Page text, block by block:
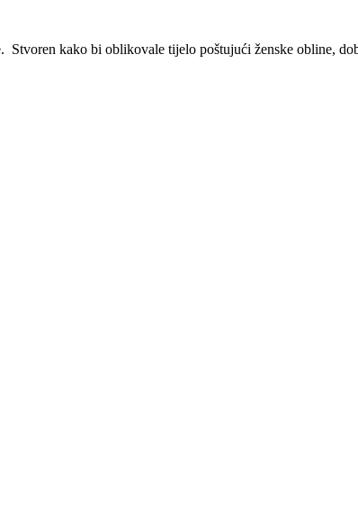
Stvoren kako bi oblikovale tijelo poštujući ženske obline,